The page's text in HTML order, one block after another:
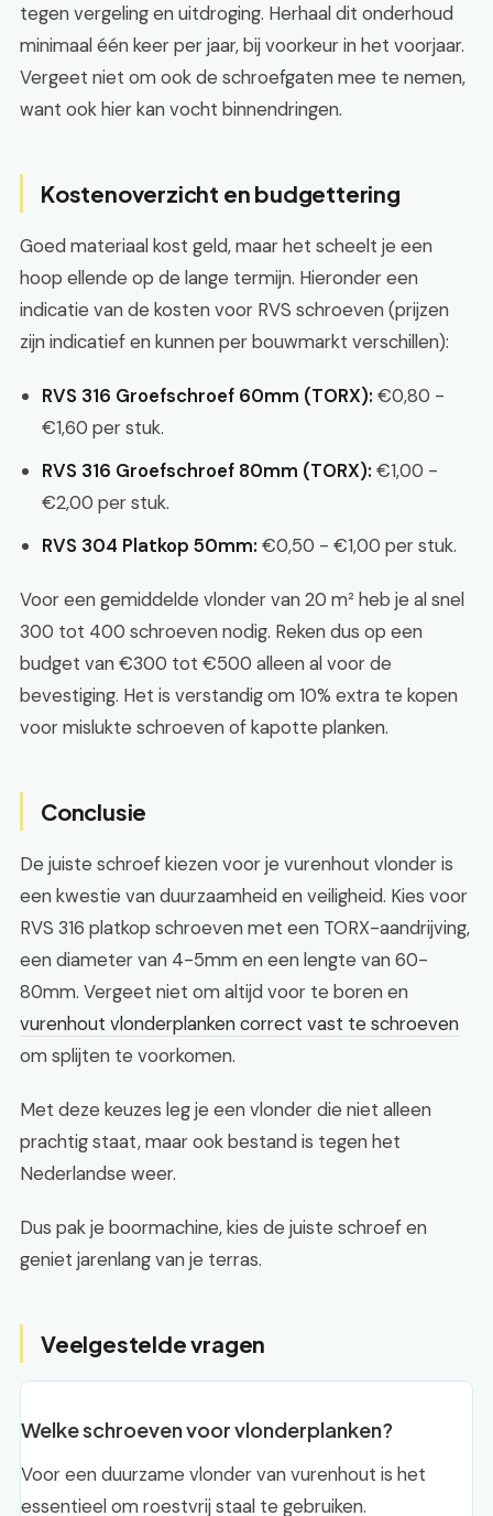
tegen vergeling en uitdroging. Herhaal dit onderhoud
minimaal één keer per jaar, bij voorkeur in het voorjaar.
Vergeet niet om ook de schroefgaten mee te nemen,
want ook hier kan vocht binnendringen.
Kostenoverzicht en budgettering
Goed materiaal kost geld, maar het scheelt je een
hoop ellende op de lange termijn. Hieronder een
indicatie van de kosten voor RVS schroeven (prijzen
zijn indicatief en kunnen per bouwmarkt verschillen):
RVS 316 Groefschroef 60mm (TORX): €0,80 -
€1,60 per stuk.
RVS 316 Groefschroef 80mm (TORX): €1,00 -
€2,00 per stuk.
RVS 304 Platkop 50mm: €0,50 - €1,00 per stuk.
Voor een gemiddelde vlonder van 20 m² heb je al snel
300 tot 400 schroeven nodig. Reken dus op een
budget van €300 tot €500 alleen al voor de
bevestiging. Het is verstandig om 10% extra te kopen
voor mislukte schroeven of kapotte planken.
Conclusie
De juiste schroef kiezen voor je vurenhout vlonder is
een kwestie van duurzaamheid en veiligheid. Kies voor
RVS 316 platkop schroeven met een TORX-aandrijving,
een diameter van 4-5mm en een lengte van 60-
80mm. Vergeet niet om altijd voor te boren en
vurenhout vlonderplanken correct vast te schroeven
om splijten te voorkomen.
Met deze keuzes leg je een vlonder die niet alleen
prachtig staat, maar ook bestand is tegen het
Nederlandse weer.
Dus pak je boormachine, kies de juiste schroef en
geniet jarenlang van je terras.
Veelgestelde vragen
Welke schroeven voor vlonderplanken?
Voor een duurzame vlonder van vurenhout is het
essentieel om roestvrij staal te gebruiken.